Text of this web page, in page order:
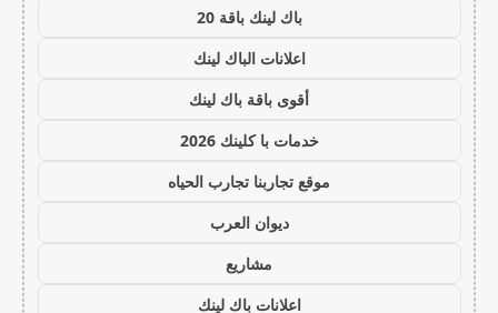
باك لينك باقة 20
اعلانات الباك لينك
أقوى باقة باك لينك
خدمات با كلينك 2026
موقع تجاربنا تجارب الحياه
ديوان العرب
مشاريع
اعلانات باك لينك